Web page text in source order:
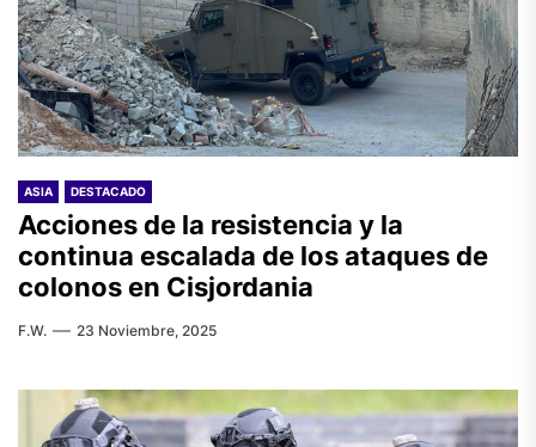
ASIA DESTACADO
Acciones de la resistencia y la
continua escalada de los ataques de
colonos en Cisjordania
F.W. 23 Noviembre, 2025